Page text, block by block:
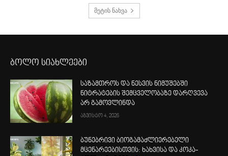
მეტის ნახვა
ბოლო სიახლეები
საზამთროს და ნესვის ნიმუშებში
ნიტრატების შემცველობაზე დარღვევა
არ გამოვლინდა
აგვისტო 4, 2026
ბუნებრივი ბიოგამაძლიერებელი
მცენარეებისთვის: ხახვისა და კოკა-